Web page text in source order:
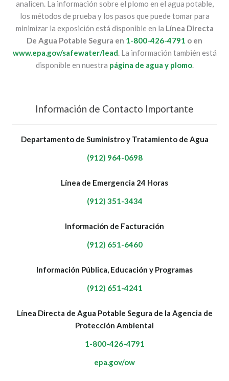
analicen. La información sobre el plomo en el agua potable,
los métodos de prueba y los pasos que puede tomar para
minimizar la exposición está disponible en la Línea Directa
De Agua Potable Segura en 1-800-426-4791 o en
www.epa.gov/safewater/lead. La información también está
disponible en nuestra página de agua y plomo.
Información de Contacto Importante
Departamento de Suministro y Tratamiento de Agua
(912) 964-0698
Línea de Emergencia 24 Horas
(912) 351-3434
Información de Facturación
(912) 651-6460
Información Pública, Educación y Programas
(912) 651-4241
Línea Directa de Agua Potable Segura de la Agencia de
Protección Ambiental
1-800-426-4791
epa.gov/ow